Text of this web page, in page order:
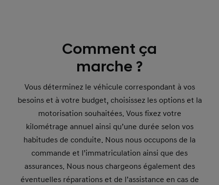
Comment ça
marche ?
Vous déterminez le véhicule correspondant à vos
besoins et à votre budget, choisissez les options et la
motorisation souhaitées. Vous fixez votre
kilométrage annuel ainsi qu’une durée selon vos
habitudes de conduite. Nous nous occupons de la
commande et l’immatriculation ainsi que des
assurances. Nous nous chargeons également des
éventuelles réparations et de l’assistance en cas de